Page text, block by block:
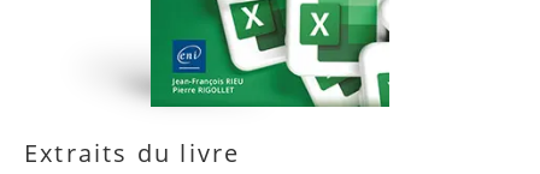
Extraits du livre